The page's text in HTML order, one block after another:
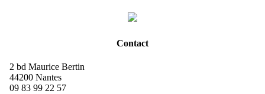
Contact
2 bd Maurice Bertin
44200 Nantes
09 83 99 22 57